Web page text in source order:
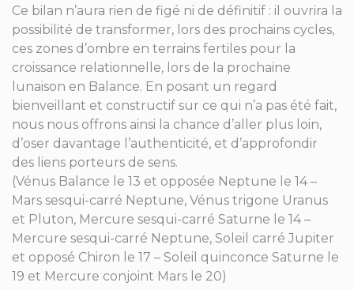
Ce bilan n’aura rien de figé ni de définitif : il ouvrira la
possibilité de transformer, lors des prochains cycles,
ces zones d’ombre en terrains fertiles pour la
croissance relationnelle, lors de la prochaine
lunaison en Balance. En posant un regard
bienveillant et constructif sur ce qui n’a pas été fait,
nous nous offrons ainsi la chance d’aller plus loin,
d’oser davantage l’authenticité, et d’approfondir
des liens porteurs de sens.
(Vénus Balance le 13 et opposée Neptune le 14 –
Mars sesqui-carré Neptune, Vénus trigone Uranus
et Pluton, Mercure sesqui-carré Saturne le 14 –
Mercure sesqui-carré Neptune, Soleil carré Jupiter
et opposé Chiron le 17 – Soleil quinconce Saturne le
19 et Mercure conjoint Mars le 20)